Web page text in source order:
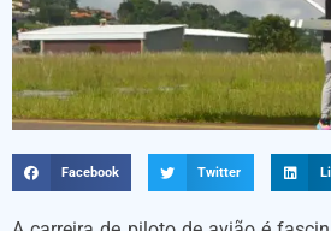
Facebook Twitter